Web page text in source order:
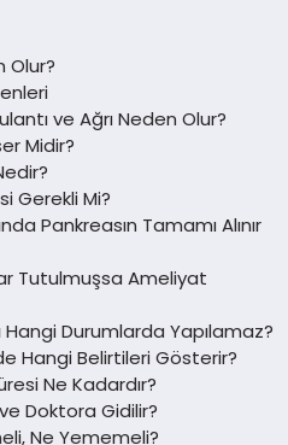
Olur?
ve Ağrı Neden Olur?
Midir?
Gerekli Mi?
Pankreasın Tamamı Alınır
Tutulmuşsa Ameliyat
Durumlarda Yapılamaz?
Hangi Belirtileri Gösterir?
Ne Kadardır?
Doktora Gidilir?
Ne Yememeli?